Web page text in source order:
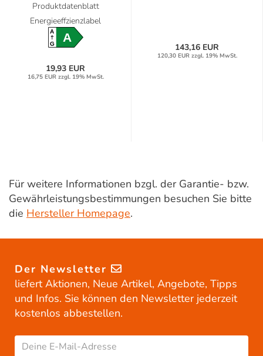
Produktdatenblatt
Energieeffzienzlabel
A
GA
19,93 EUR
16,75 EUR zzgl. 19% MwSt.
143,16 EUR
120,30 EUR zzgl. 19% MwSt.
Für weitere Informationen bzgl. der Garantie- bzw.
Gewährleistungsbestimmungen besuchen Sie bitte
die Hersteller Homepage.
Der Newsletter
liefert Aktionen, Neue Artikel, Angebote, Tipps
und Infos. Sie können den Newsletter jederzeit
kostenlos abbestellen.